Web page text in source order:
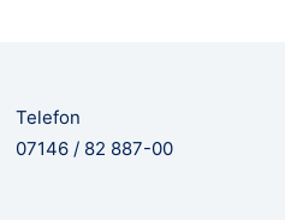
Telefon
07146 / 82 887-00